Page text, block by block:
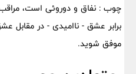
چوب : نفاق و دوروئی است،
برابر عشق - ناامیدی - در مقابل
موفق شوید.